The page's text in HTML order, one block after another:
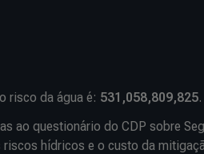
risco da água é: 531,058,809,825.
ao questionário do CDP sobre
hídricos e o custo da